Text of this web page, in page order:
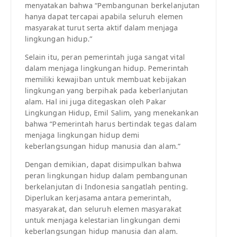
menyatakan bahwa “Pembangunan berkelanjutan
hanya dapat tercapai apabila seluruh elemen
masyarakat turut serta aktif dalam menjaga
lingkungan hidup.”
Selain itu, peran pemerintah juga sangat vital
dalam menjaga lingkungan hidup. Pemerintah
memiliki kewajiban untuk membuat kebijakan
lingkungan yang berpihak pada keberlanjutan
alam. Hal ini juga ditegaskan oleh Pakar
Lingkungan Hidup, Emil Salim, yang menekankan
bahwa “Pemerintah harus bertindak tegas dalam
menjaga lingkungan hidup demi
keberlangsungan hidup manusia dan alam.”
Dengan demikian, dapat disimpulkan bahwa
peran lingkungan hidup dalam pembangunan
berkelanjutan di Indonesia sangatlah penting.
Diperlukan kerjasama antara pemerintah,
masyarakat, dan seluruh elemen masyarakat
untuk menjaga kelestarian lingkungan demi
keberlangsungan hidup manusia dan alam.